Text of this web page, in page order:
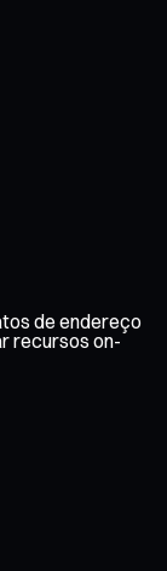
de endereço
recursos on-